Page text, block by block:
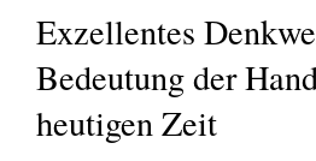
Exzellentes
Bedeutung der
heutigen Zeit